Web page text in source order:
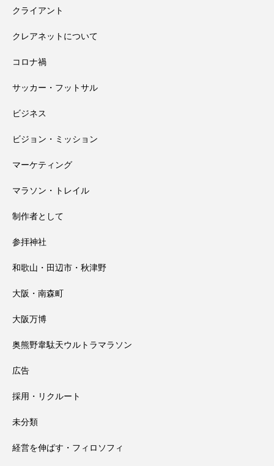
2026.07.31
クライアント
クレアネットについて
コロナ禍
サッカー・フットサル
ビジネス
ビジョン・ミッション
マーケティング
マラソン・トレイル
制作者として
参拝神社
和歌山・田辺市・秋津野
大阪・南森町
大阪万博
奥熊野韋駄天ウルトラマラソン
広告
採用・リクルート
未分類
経営を伸ばす・フィロソフィ